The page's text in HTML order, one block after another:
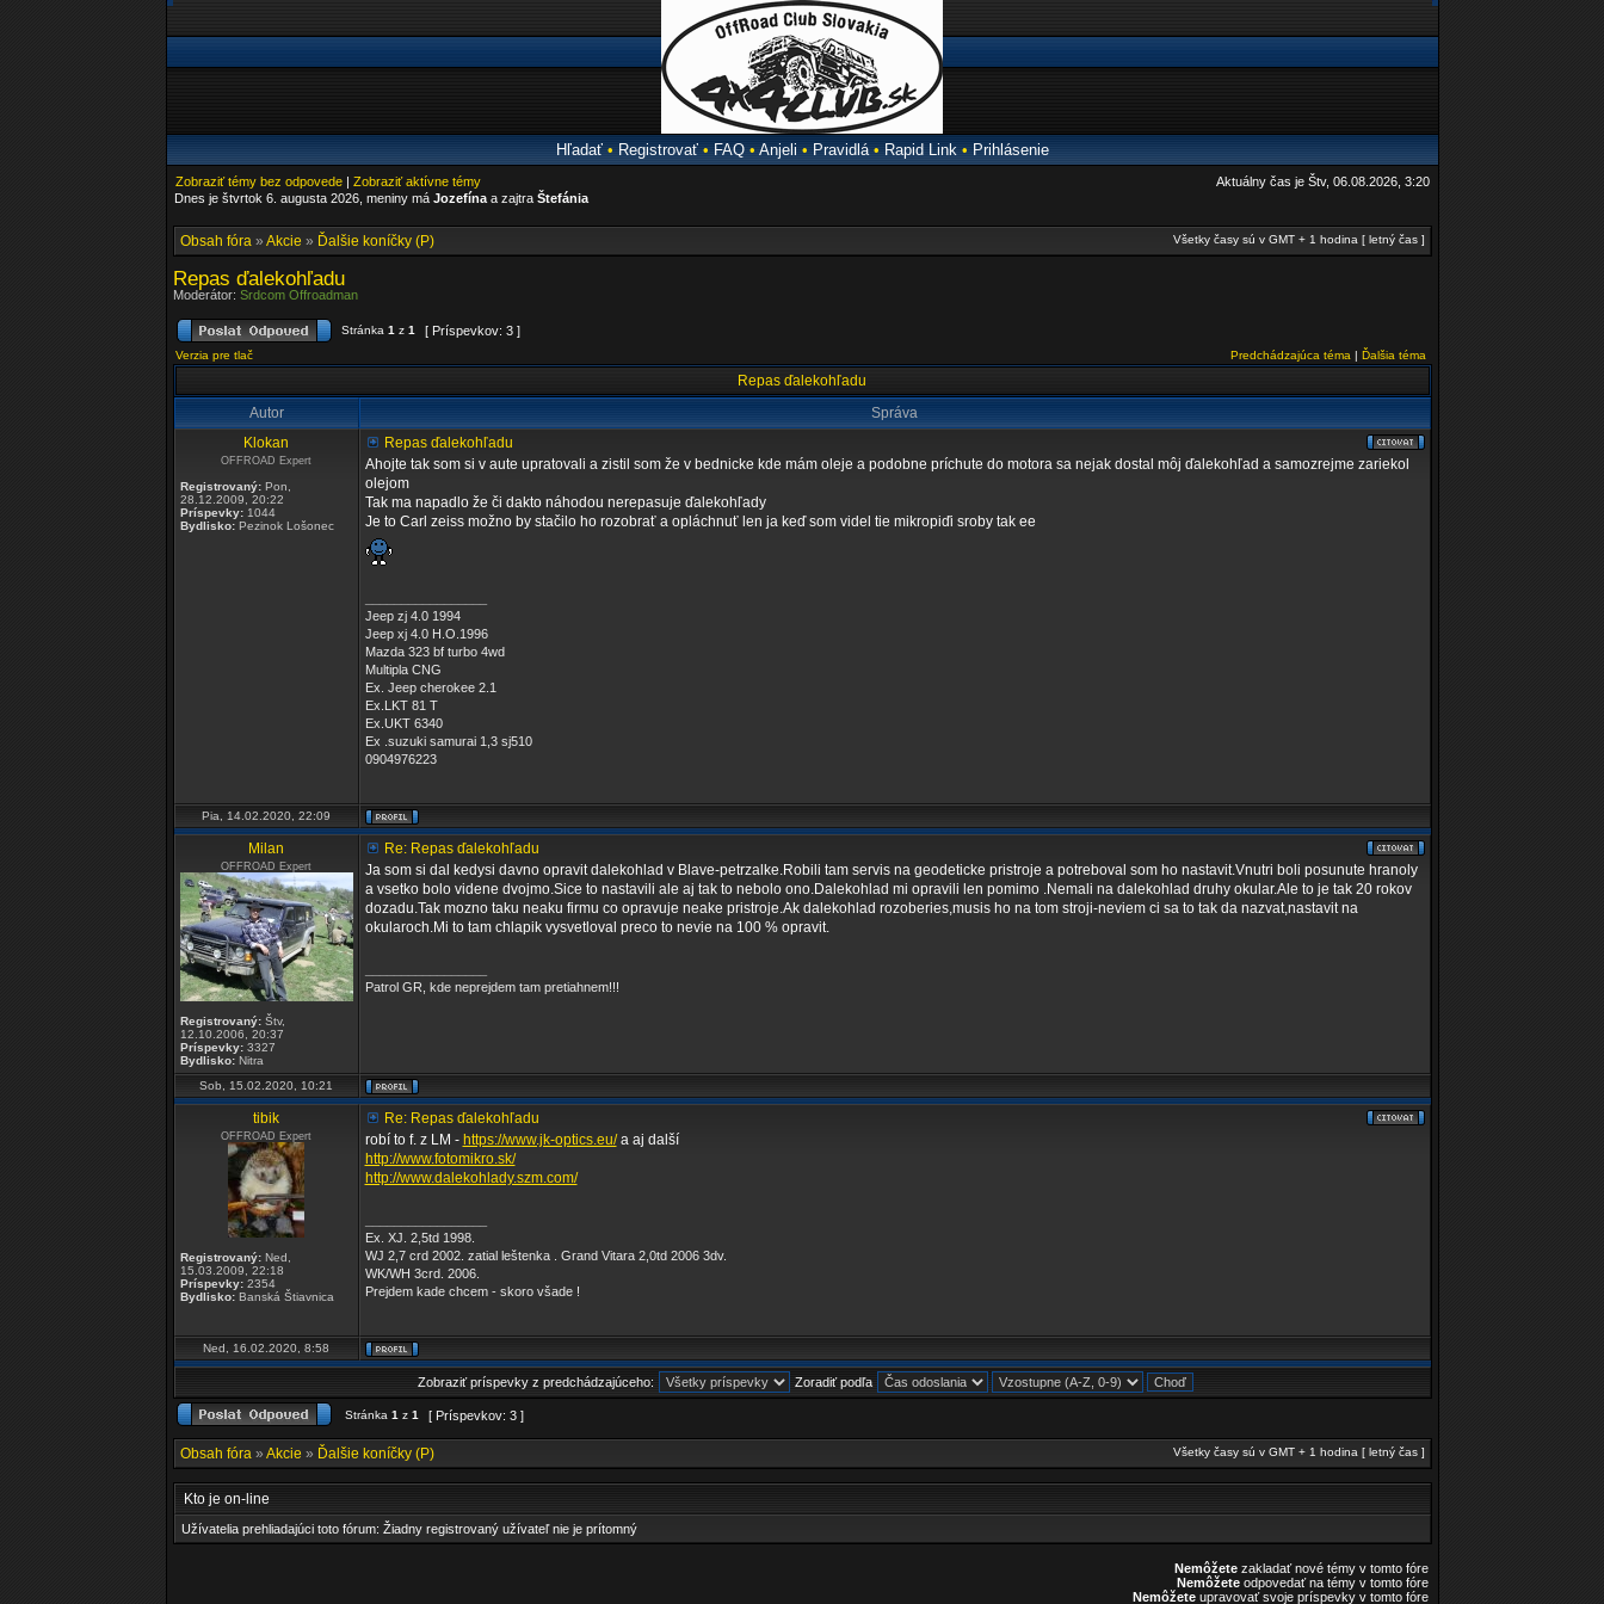
Hľadať• Registrovať• FAQ• Anjeli • Pravidlá• Rapid Link • Prihlásenie
Zobraziť témy bez odpovede| Zobraziť aktívne témy
Aktuálny čas je Štv, 06.08.2026, 3:20
Dnes je štvrtok 6. augusta 2026, meniny má Jozefínaa zajtra Štefánia
Obsah fóra» Akcie » Ďalšie koníčky (P) Všetky časy sú v GMT + 1 hodina [ letný čas ]
Repas ďalekohľadu
Moderátor: Srdcom Offroadman
Stránka 1 z 1 [ Príspevkov: 3 ]
Verzia pre tlač Predchádzajúca téma | Ďalšia téma
Repas ďalekohľadu
Autor
Správa
Klokan
OFFROAD Expert
Registrovaný:Pon,
28.12.2009, 20:22
Príspevky:1044
Bydlisko:Pezinok Lošonec
Repas ďalekohľadu
Ahojte tak som si v aute upratovali a zistil som že v bednicke kde mám oleje a podobne príchute do motora sa nejak dostal môj ďalekohľad a samozrejme zariekol
olejom
Tak ma napadlo že či dakto náhodou nerepasuje ďalekohľady
Je to Carl zeiss možno by stačilo ho rozobrať a opláchnuť len ja keď som videl tie mikropiďi sroby tak ee
Jeep zj 4.0 1994
Jeep xj 4.0 H.O.1996
Mazda 323 bf turbo 4wd
Multipla CNG
Ex. Jeep cherokee 2.1
Ex.LKT 81 T
Ex.UKT 6340
Ex .suzuki samurai 1,3 sj510
0904976223
Pia, 14.02.2020, 22:09
Milan
OFFROAD Expert
Registrovaný:Štv,
12.10.2006, 20:37
Príspevky:3327
Bydlisko:Nitra
Re: Repas ďalekohľadu
Ja som si dal kedysi davno opravit dalekohlad v Blave-petrzalke.Robili tam servis na geodeticke pristroje a potreboval som ho nastavit.Vnutri boli posunute hranoly
a vsetko bolo videne dvojmo.Sice to nastavili ale aj tak to nebolo ono.Dalekohlad mi opravili len pomimo .Nemali na dalekohlad druhy okular.Ale to je tak 20 rokov
dozadu.Tak mozno taku neaku firmu co opravuje neake pristroje.Ak dalekohlad rozoberies,musis ho na tom stroji-neviem ci sa to tak da nazvat,nastavit na
okularoch.Mi to tam chlapik vysvetloval preco to nevie na 100 % opravit.
Patrol GR, kde neprejdem tam pretiahnem!!!
Sob, 15.02.2020, 10:21
tibik
OFFROAD Expert
Registrovaný:Ned,
15.03.2009, 22:18
Príspevky:2354
Bydlisko:Banská Štiavnica
Re: Repas ďalekohľadu
robí to f. z LM - https://www.jk-optics.eu/a aj další
http://www.fotomikro.sk/
http://www.dalekohlady.szm.com/
Ex. XJ. 2,5td 1998.
WJ 2,7 crd 2002. zatial leštenka . Grand Vitara 2,0td 2006 3dv.
WK/WH 3crd. 2006.
Prejdem kade chcem - skoro všade !
Ned, 16.02.2020, 8:58
Zobraziť príspevky z predchádzajúceho: Zoradiť podľa
Stránka 1 z 1 [ Príspevkov: 3 ]
Obsah fóra» Akcie » Ďalšie koníčky (P) Všetky časy sú v GMT + 1 hodina [ letný čas ]
Kto je on-line
Užívatelia prehliadajúci toto fórum: Žiadny registrovaný užívateľ nie je prítomný
Nemôžetezakladať nové témy v tomto fóre
Nemôžeteodpovedať na témy v tomto fóre
Nemôžeteupravovať svoje príspevky v tomto fóre